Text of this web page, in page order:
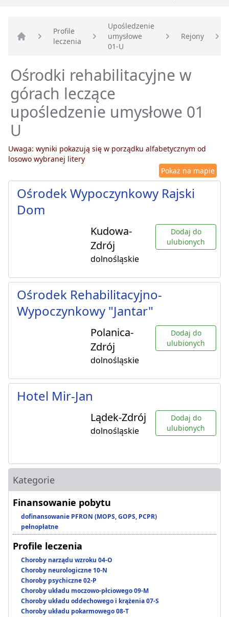
Strona główna
Profile
leczenia
Upośledzenie
umysłowe
01-U
Rejony
Ośrodki rehabilitacyjne w
górach leczące
upośledzenie umysłowe 01
U
Uwaga: wyniki pokazują się w porządku alfabetycznym od
losowo wybranej litery
Pokaż na mapie
Ośrodek Wypoczynkowy Rajski
Dom
Kudowa-
Zdrój
dolnośląskie
Dodaj do
ulubionych
Ośrodek Rehabilitacyjno-
Wypoczynkowy "Jantar"
Polanica-
Zdrój
dolnośląskie
Dodaj do
ulubionych
Hotel Mir-Jan
Lądek-Zdrój
dolnośląskie
Dodaj do
ulubionych
Kategorie
Finansowanie pobytu
dofinansowanie PFRON (MOPS, GOPS, PCPR)
pełnopłatne
Profile leczenia
Choroby narządu wzroku 04-O
Choroby neurologiczne 10-N
Choroby psychiczne 02-P
Choroby układu moczowo-płciowego 09-M
Choroby układu oddechowego i krążenia 07-S
Choroby układu pokarmowego 08-T